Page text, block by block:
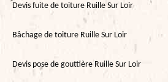
Devis fuite de toiture Ruille Sur Loir
Bâchage de toiture Ruille Sur Loir
Devis pose de gouttière Ruille Sur Loir